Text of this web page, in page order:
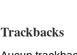
Trackbacks